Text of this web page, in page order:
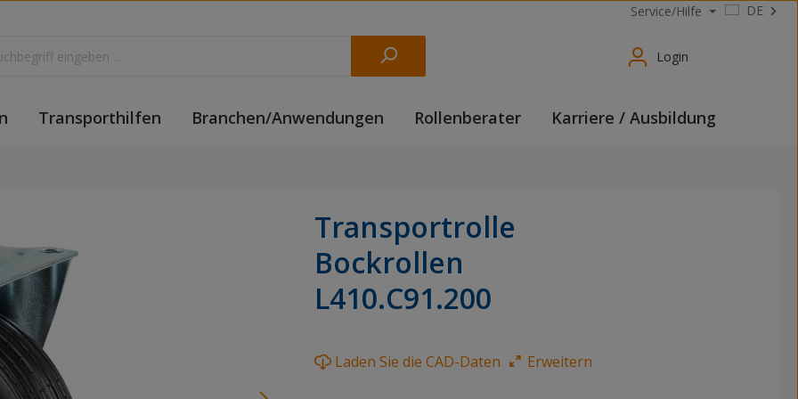
DE
Service/Hilfe
Login
Transporthilfen Branchen/Anwendungen Rollenberater Karriere / Ausbildung
Transportrolle
Bockrollen
L410.C91.200
Laden Sie die CAD-Daten Erweitern